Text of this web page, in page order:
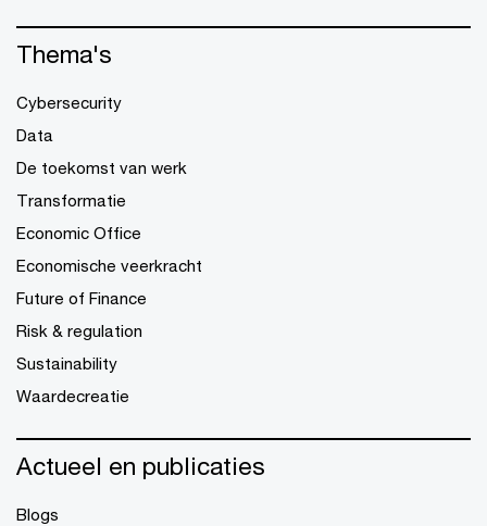
Thema's
Cybersecurity
Data
De toekomst van werk
Transformatie
Economic Office
Economische veerkracht
Future of Finance
Risk & regulation
Sustainability
Waardecreatie
Actueel en publicaties
Blogs